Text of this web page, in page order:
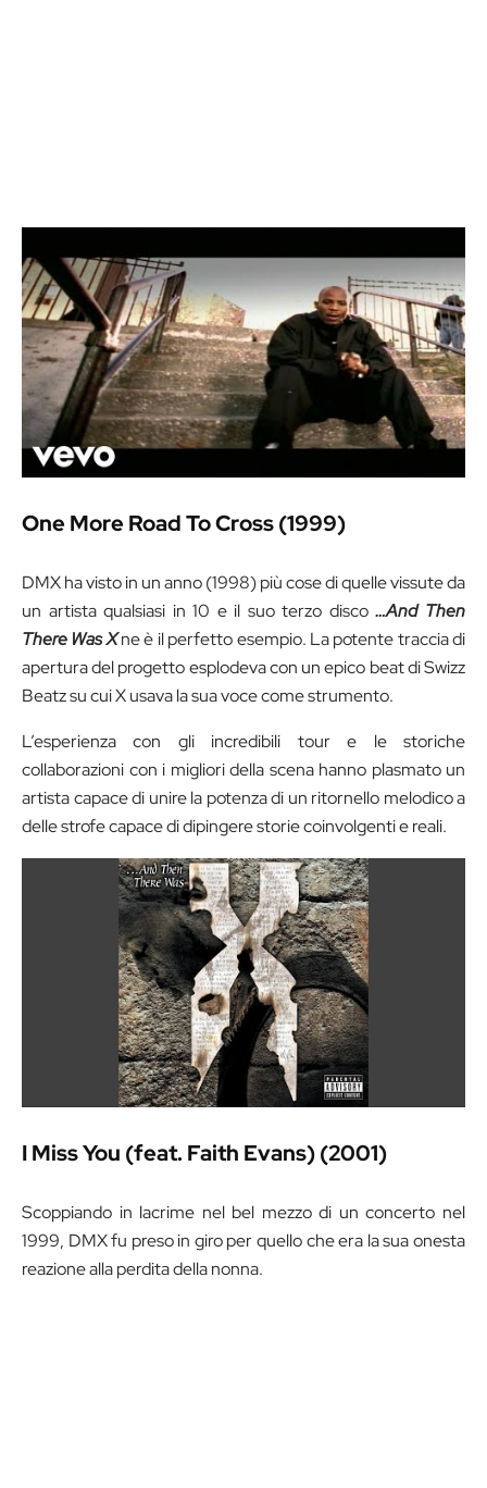
One More Road To Cross (1999)
DMX ha visto in un anno (1998) più cose di quelle vissute da
un artista qualsiasi in 10 e il suo terzo disco…And Then
There Was Xne è il perfetto esempio. La potente traccia di
apertura del progetto esplodeva con un epico beat di Swizz
Beatz su cui X usava la sua voce come strumento.
L’esperienza con gli incredibili tour e le storiche
collaborazioni con i migliori della scena hanno plasmato un
artista capace di unire la potenza di un ritornello melodico a
delle strofe capace di dipingere storie coinvolgenti e reali.
I Miss You (feat. Faith Evans) (2001)
Scoppiando in lacrime nel bel mezzo di un concerto nel
1999, DMX fu preso in giro per quello che era la sua onesta
reazione alla perdita della nonna.